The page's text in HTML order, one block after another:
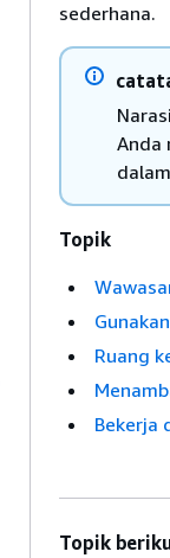
sederhana.
Anda
Topik
Ruang
Bekerja
Topik